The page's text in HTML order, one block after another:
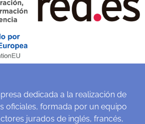
dedicada a la realización de
oficiales, formada por un equipo
jurados de inglés, francés,